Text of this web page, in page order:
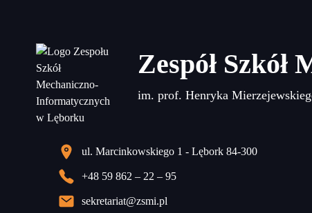
Zespół
im. prof. Henryka
ul. Marcinkowskiego 1 - Lębork 84-300
+48 59 862 – 22 – 95
sekretariat@zsmi.pl